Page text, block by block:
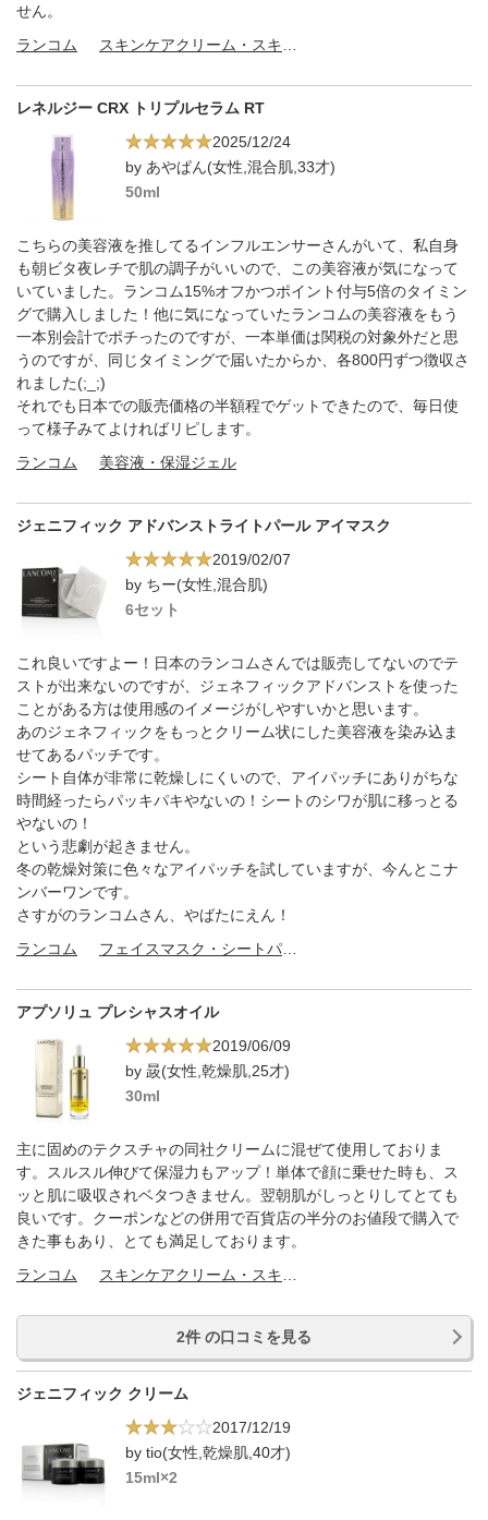
せん。
ランコム
レネルジー CRX トリプルセラム RT
2025/12/24
by あやぱん(女性,混合肌,33才)
50ml
こちらの美容液を推してるインフルエンサーさんがいて、私自身
も朝ビタ夜レチで肌の調子がいいので、この美容液が気になって
いていました。ランコム15%オフかつポイント付与5倍のタイミン
グで購入しました！他に気になっていたランコムの美容液をもう
一本別会計でポチったのですが、一本単価は関税の対象外だと思
うのですが、同じタイミングで届いたからか、各800円ずつ徴収さ
れました(;_;)
それでも日本での販売価格の半額程でゲットできたので、毎日使
って様子みてよければリピします。
ランコム
美容液・保湿ジェル
ジェニフィック アドバンストライトパール アイマスク
2019/02/07
by ちー(女性,混合肌)
6セット
これ良いですよー！日本のランコムさんでは販売してないのでテ
ストが出来ないのですが、ジェネフィックアドバンストを使った
ことがある方は使用感のイメージがしやすいかと思います。
あのジェネフィックをもっとクリーム状にした美容液を染み込ま
せてあるパッチです。
シート自体が非常に乾燥しにくいので、アイパッチにありがちな
時間経ったらパッキパキやないの！シートのシワが肌に移っとる
やないの！
という悲劇が起きません。
冬の乾燥対策に色々なアイパッチを試していますが、今んとこナ
ンバーワンです。
さすがのランコムさん、やばたにえん！
ランコム
アプソリュ プレシャスオイル
2019/06/09
by 晸(女性,乾燥肌,25才)
30ml
主に固めのテクスチャの同社クリームに混ぜて使用しておりま
す。スルスル伸びて保湿力もアップ！単体で顔に乗せた時も、ス
ッと肌に吸収されベタつきません。翌朝肌がしっとりしてとても
良いです。クーポンなどの併用で百貨店の半分のお値段で購入で
きた事もあり、とても満足しております。
ランコム
2件 の口コミを見る
ジェニフィック クリーム
2017/12/19
by tio(女性,乾燥肌,40才)
15ml×2